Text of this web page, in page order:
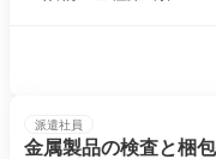
派遣社員
金属製品の検査と梱